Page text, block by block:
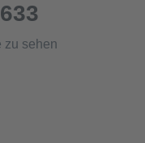
zu sehen